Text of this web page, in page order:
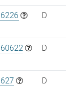
6226 D
60622 D
627 D